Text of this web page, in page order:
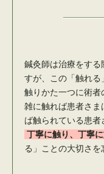
鍼灸師は治療をす
すが、この「触れる
触りかた一つに術者
雑に触れば患者さ
ば触られている患者
丁寧に触り、丁寧
る」ことの大切さを